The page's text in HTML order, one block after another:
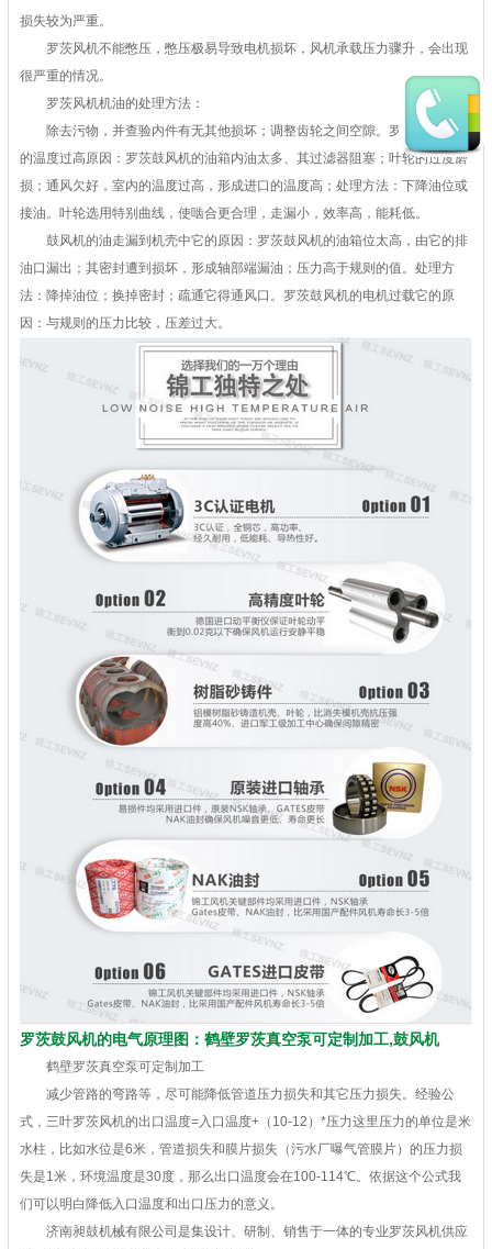
损失较为严重。
罗茨风机不能憋压，憋压极易导致电机损坏，风机承载压力骤升，会出现
很严重的情况。
罗茨风机机油的处理方法：
除去污物，并查验内件有无其他损坏；调整齿轮之间空隙。罗茨鼓风机它
的温度过高原因：罗茨鼓风机的油箱内油太多、其过滤器阻塞；叶轮的过度磨
损；通风欠好，室内的温度过高，形成进口的温度高；处理方法：下降油位或
接油。叶轮选用特别曲线，使啮合更合理，走漏小，效率高，能耗低。
鼓风机的油走漏到机壳中它的原因：罗茨鼓风机的油箱位太高，由它的排
油口漏出；其密封遭到损坏，形成轴部端漏油；压力高于规则的值。处理方
法：降掉油位；换掉密封；疏通它得通风口。罗茨鼓风机的电机过载它的原
因：与规则的压力比较，压差过大。
罗茨鼓风机的电气原理图：鹤壁罗茨真空泵可定制加工,鼓风机
鹤壁罗茨真空泵可定制加工
减少管路的弯路等，尽可能降低管道压力损失和其它压力损失。经验公
式，三叶罗茨风机的出口温度=入口温度+（10-12）*压力这里压力的单位是米
水柱，比如水位是6米，管道损失和膜片损失（污水厂曝气管膜片）的压力损
失是1米，环境温度是30度，那么出口温度会在100-114℃。依据这个公式我
们可以明白降低入口温度和出口压力的意义。
济南昶鼓机械有限公司是集设计、研制、销售于一体的专业罗茨风机供应